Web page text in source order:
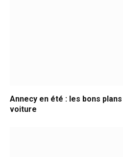
Annecy en été : les bons
voiture